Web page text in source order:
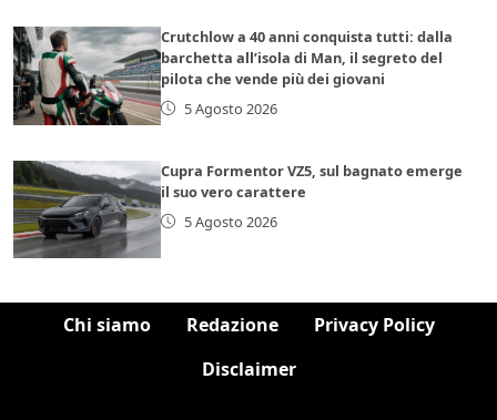
Crutchlow a 40 anni conquista tutti: dalla
barchetta all’isola di Man, il segreto del
pilota che vende più dei giovani
5 Agosto 2026
Cupra Formentor VZ5, sul bagnato emerge
il suo vero carattere
5 Agosto 2026
Chi siamo Redazione
Privacy Policy
Disclaimer